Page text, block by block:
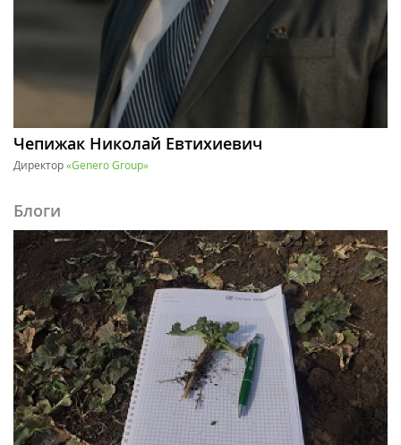
Чепижак Николай Евтихиевич
Директор«Genero Group»
Блоги